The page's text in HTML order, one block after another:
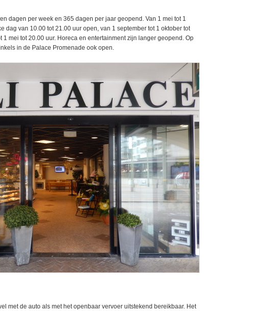
dagen per week en 365 dagen per jaar geopend. Van 1 mei tot 1
dag van 10.00 tot 21.00 uur open, van 1 september tot 1 oktober tot
1 mei tot 20.00 uur. Horeca en entertainment zijn langer geopend. Op
in de Palace Promenade ook open.
met de auto als met het openbaar vervoer uitstekend bereikbaar. Het